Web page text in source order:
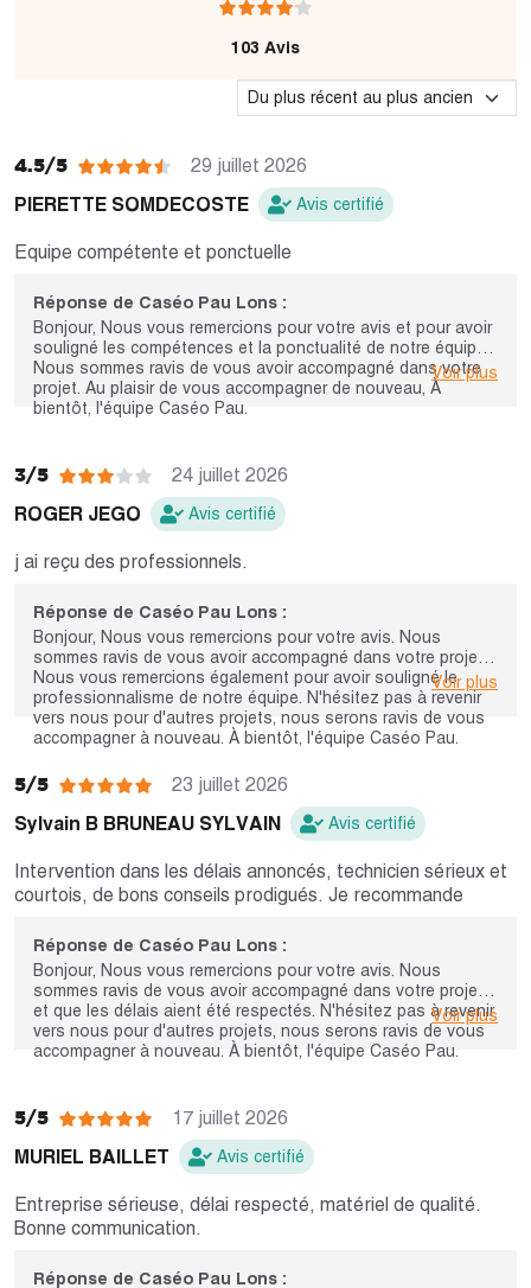
103 Avis
4.5/5
29 juillet 2026
PIERETTE SOMDECOSTE
Avis certifié
Equipe compétente et ponctuelle
Réponse de Caséo Pau Lons :
Bonjour, Nous vous remercions pour votre avis et pour avoir
souligné les compétences et la ponctualité de notre équipe.
Nous sommes ravis de vous avoir accompagné dans votre
projet. Au plaisir de vous accompagner de nouveau, À
bientôt, l'équipe Caséo Pau.
Voir plus
3/5
24 juillet 2026
ROGER JEGO
Avis certifié
j ai reçu des professionnels.
Réponse de Caséo Pau Lons :
Bonjour, Nous vous remercions pour votre avis. Nous
sommes ravis de vous avoir accompagné dans votre projet.
Nous vous remercions également pour avoir souligné le
professionnalisme de notre équipe. N'hésitez pas à revenir
vers nous pour d'autres projets, nous serons ravis de vous
accompagner à nouveau. À bientôt, l'équipe Caséo Pau.
Voir plus
5/5
23 juillet 2026
Sylvain B BRUNEAU SYLVAIN
Avis certifié
Intervention dans les délais annoncés, technicien sérieux et
courtois, de bons conseils prodigués. Je recommande
Réponse de Caséo Pau Lons :
Bonjour, Nous vous remercions pour votre avis. Nous
sommes ravis de vous avoir accompagné dans votre projet
et que les délais aient été respectés. N'hésitez pas à revenir
vers nous pour d'autres projets, nous serons ravis de vous
accompagner à nouveau. À bientôt, l'équipe Caséo Pau.
Voir plus
5/5
17 juillet 2026
MURIEL BAILLET
Avis certifié
Entreprise sérieuse, délai respecté, matériel de qualité.
Bonne communication.
Réponse de Caséo Pau Lons :